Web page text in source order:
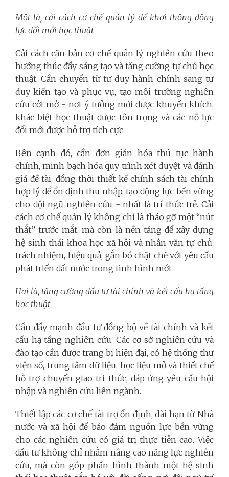
Một là, cải cách cơ chế quản lý để khơi thông động
lực đổi mới học thuật
Cải cách căn bản cơ chế quản lý nghiên cứu theo
hướng thúc đẩy sáng tạo và tăng cường tự chủ học
thuật. Cần chuyển từ tư duy hành chính sang tư
duy kiến tạo và phục vụ, tạo môi trường nghiên
cứu cởi mở - nơi ý tưởng mới được khuyến khích,
khác biệt học thuật được tôn trọng và các nỗ lực
đổi mới được hỗ trợ tích cực.
Bên cạnh đó, cần đơn giản hóa thủ tục hành
chính, minh bạch hóa quy trình xét duyệt và đánh
giá đề tài, đồng thời thiết kế chính sách tài chính
hợp lý để ổn định thu nhập, tạo động lực bền vững
cho đội ngũ nghiên cứu - nhất là trí thức trẻ. Cải
cách cơ chế quản lý không chỉ là tháo gỡ một “nút
thắt” trước mắt, mà còn là nền tảng để xây dựng
hệ sinh thái khoa học xã hội và nhân văn tự chủ,
trách nhiệm, hiệu quả, gắn bó chặt chẽ với yêu cầu
phát triển đất nước trong tình hình mới.
Hai là, tăng cường đầu tư tài chính và kết cấu hạ tầng
học thuật
Cần đẩy mạnh đầu tư đồng bộ về tài chính và kết
cấu hạ tầng nghiên cứu. Các cơ sở nghiên cứu và
đào tạo cần được trang bị hiện đại, có hệ thống thư
viện số, trung tâm dữ liệu, học liệu mở và thiết chế
hỗ trợ chuyển giao tri thức, đáp ứng yêu cầu hội
nhập và nghiên cứu liên ngành.
Thiết lập các cơ chế tài trợ ổn định, dài hạn từ Nhà
nước và xã hội để bảo đảm nguồn lực bền vững
cho các nghiên cứu có giá trị thực tiễn cao. Việc
đầu tư không chỉ nhằm nâng cao năng lực nghiên
cứu, mà còn góp phần hình thành một hệ sinh